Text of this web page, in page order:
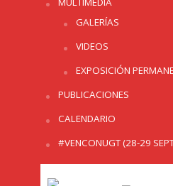
GALERÍAS
VIDEOS
EXPOSICIÓN
PUBLICACIONES
CALENDARIO
#VENCONUGT (28-29